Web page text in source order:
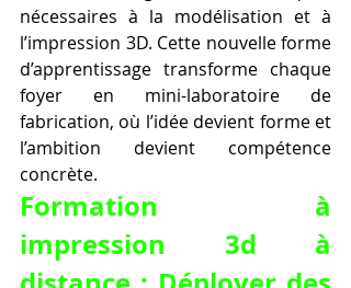
nécessaires à la modélisation et à
l’impression 3D. Cette nouvelle forme
d’apprentissage transforme chaque
foyer en mini-laboratoire de
fabrication, où l’idée devient forme et
l’ambition devient compétence
concrète.
Formation à
impression 3d à